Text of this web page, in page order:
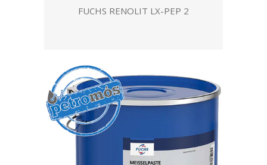
FUCHS RENOLIT LX-PEP 2